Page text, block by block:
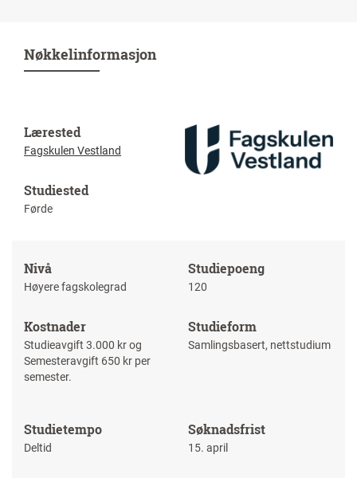
Nøkkelinformasjon
Lærested
Fagskulen Vestland
Studiested
Førde
Nivå
Høyere fagskolegrad
Studiepoeng
120
Kostnader
Studieavgift 3.000 kr og
Semesteravgift 650 kr per
semester.
Studieform
Samlingsbasert, nettstudium
Studietempo
Deltid
Søknadsfrist
15. april